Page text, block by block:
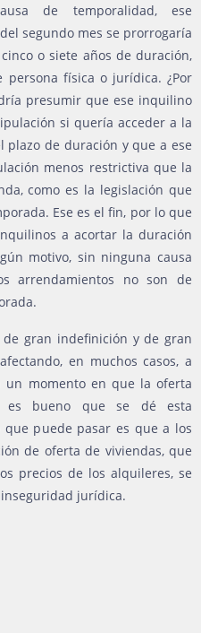
de temporalidad, ese
segundo mes se prorrogaría
o siete años de duración,
física o jurídica. ¿Por
presumir que ese inquilino
si quería acceder a la
plazo de duración y que a ese
menos restrictiva que la
como es la legislación que
Ese es el fin, por lo que
a acortar la duración
motivo, sin ninguna causa
arrendamientos no son de
gran indefinición y de gran
en muchos casos, a
un momento en que la oferta
es bueno que se dé esta
puede pasar es que a los
de oferta de viviendas, que
precios de los alquileres, se
jurídica.